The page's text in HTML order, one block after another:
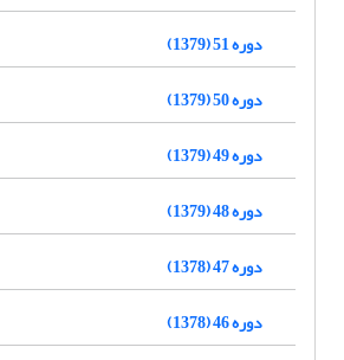
دوره 51 (1379)
دوره 50 (1379)
دوره 49 (1379)
دوره 48 (1379)
دوره 47 (1378)
دوره 46 (1378)